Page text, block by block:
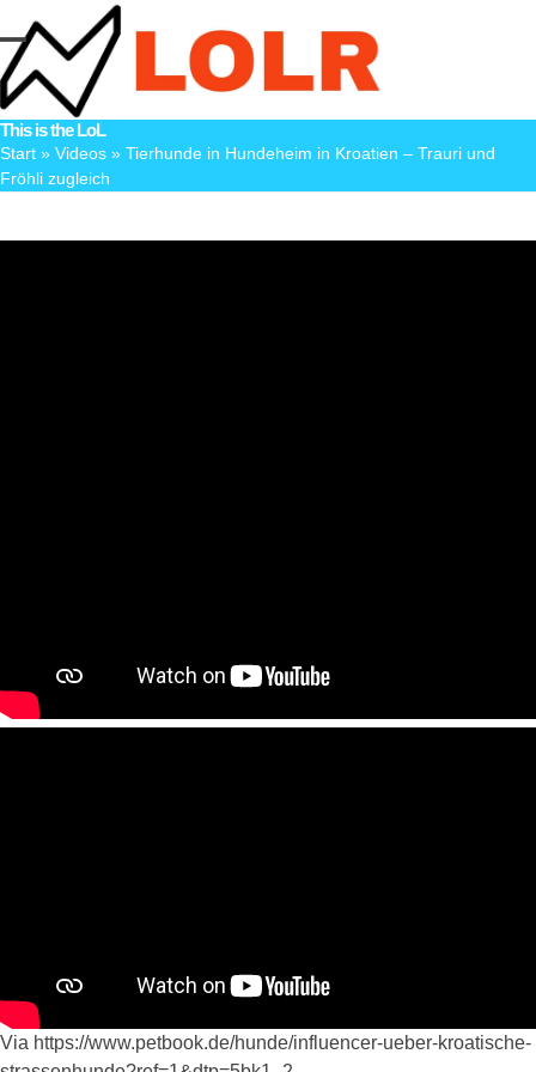
to
content
Open
mobile
menu
Close
mobile
menu
This is the LoL
Start » Videos » Tierhunde in Hundeheim in Kroatien – Trauri und
Fröhli zugleich
Via https://www.petbook.de/hunde/influencer-ueber-kroatische-